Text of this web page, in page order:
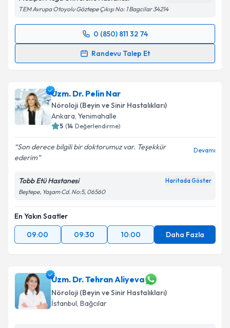
Kişisel verilerimin işlenmesine ilişkinAydınlatma
'ni okudum ve kişisel verilerimin belirtilen
kapsamda işlenmesini kabul ediyorum.
TEM Avrupa Otoyolu Göztepe Çıkışı No: 1 Bagcilar 34214
0 (850) 811 32 74
Randevu Talep Et
Randevu Takvimi Talebi
için bir takvim hazırlandığında e-posta ile
bilgilendireceğiz.
E-posta Adresiniz
Metni'ni okudum ve kişisel verilerimin belirtilen
kapsamda işlenmesini kabul ediyorum.
Takvim Talebini Gönder
Uzm. Dr. Pelin Nar
Nöroloji (Beyin ve Sinir Hastalıkları)
Ankara, Yenimahalle
5 (14 Değerlendirme)
Son derece bilgili bir doktorumuz var. Teşekkür
ederim
Devamı
Tobb Etü Hastanesi Haritada Göster
Beştepe, Yaşam Cd. No:5, 06560
En Yakın Saatler
09:00
09:30 10:00 Daha Fazla
Uzm. Dr. Tehran Aliyeva
Nöroloji (Beyin ve Sinir Hastalıkları)
İstanbul, Bağcılar